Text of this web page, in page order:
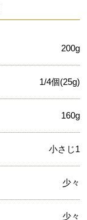
200g
1/4個(25g)
160g
小さじ1
少々
少々